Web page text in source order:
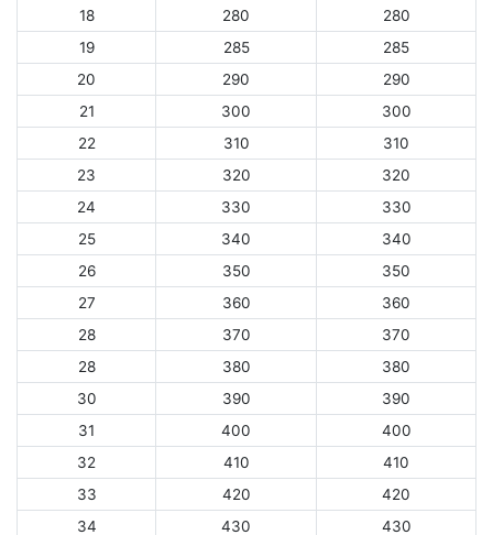
18 280
280
19
285
285
20
290
290
21
300
300
22
310
310
23
320
320
24
330
330
25
340
340
26
350
350
27
360
360
28
370
370
28
380
380
30
390
390
31
400
400
32
410
410
33
420
420
34
430
430